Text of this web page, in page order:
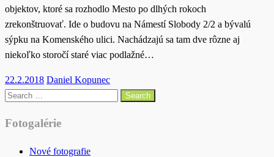
objektov, ktoré sa rozhodlo Mesto po dlhých rokoch
zrekonštruovať. Ide o budovu na Námestí Slobody 2/2 a bývalú
sýpku na Komenského ulici. Nachádzajú sa tam dve rôzne aj
niekoľko storočí staré viac podlažné…
Posted
on
22.2.2018 Daniel Kopunec
Search
Fotogalérie
Nové fotografie